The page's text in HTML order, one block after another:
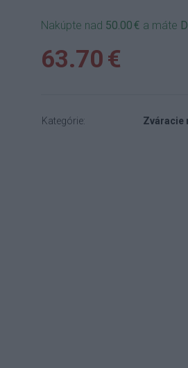
Nakúpte nad 50.00 € a máte
63.70 €
Kategórie: Zváracie